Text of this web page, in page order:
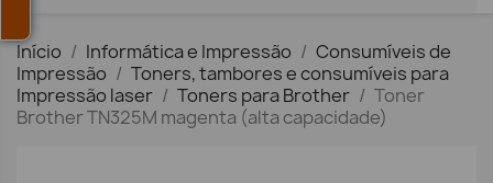
Início Informática e Impressão
Consumíveis de
Impressão
Toners, tambores e consumíveis para
Impressão laser
Toners para Brother
Toner
Brother TN325M magenta (alta capacidade)